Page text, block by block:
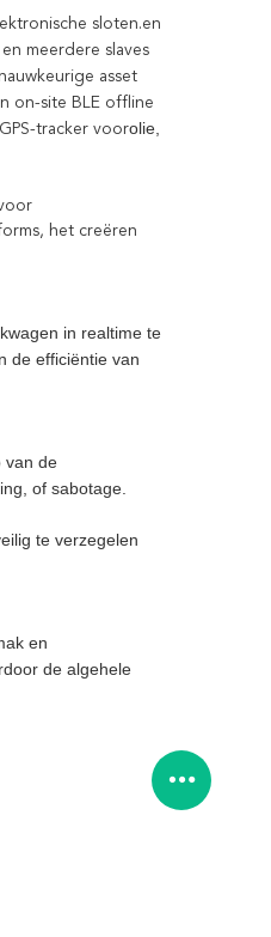
sloten.en
meerdere slaves
asset
on-site BLE offline
tracker voorolie,
het creëren
in realtime te
de efficiëntie van
van de
of sabotage.
te verzegelen
en
de algehele